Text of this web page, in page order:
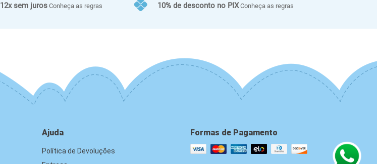
12x sem juros Conheça as regras 10% de desconto no PIX Conheça as regras
Ajuda
Política de Devoluções
Formas de Pagamento